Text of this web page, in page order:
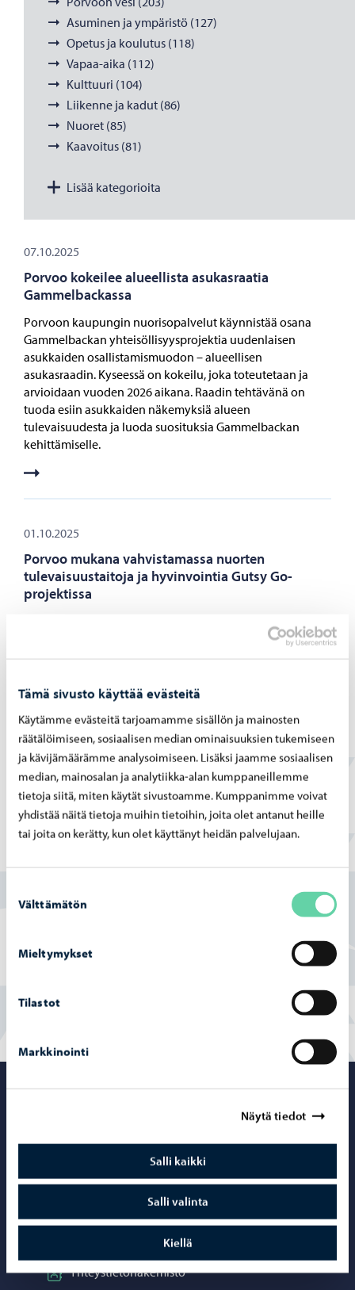
Tämä sivusto käyttää evästeitä
Käytämme evästeitä tarjoamamme sisällön ja mainosten
räätälöimiseen, sosiaalisen median ominaisuuksien tukemiseen
ja kävijämäärämme analysoimiseen. Lisäksi jaamme sosiaalisen
median, mainosalan ja analytiikka-alan kumppaneillemme
tietoja siitä, miten käytät sivustoamme. Kumppanimme voivat
yhdistää näitä tietoja muihin tietoihin, joita olet antanut heille
tai joita on kerätty, kun olet käyttänyt heidän palvelujaan.
valinta
Välttämätön
Mieltymykset
Tilastot
Markkinointi
Näytä tiedot
Salli kaikki
Salli valinta
Kiellä
Asuminen ja ympäristö (127)
Opetus ja koulutus (118)
Vapaa-aika (112)
Kulttuuri (104)
Liikenne ja kadut (86)
Nuoret (85)
Kaavoitus (81)
Lisää kategorioita
07.10.2025
Porvoo kokeilee alueellista asukasraatia
Gammelbackassa
Porvoon kaupungin nuorisopalvelut käynnistää osana
Gammelbackan yhteisöllisyysprojektia uudenlaisen
asukkaiden osallistamismuodon – alueellisen
asukasraadin. Kyseessä on kokeilu, joka toteutetaan ja
arvioidaan vuoden 2026 aikana. Raadin tehtävänä on
tuoda esiin asukkaiden näkemyksiä alueen
tulevaisuudesta ja luoda suosituksia Gammelbackan
kehittämiselle.
01.10.2025
Porvoo mukana vahvistamassa nuorten
tulevaisuustaitoja ja hyvinvointia Gutsy Go-
projektissa
kouluttamalla kaikki Suomen nuoret tekemään yhteistä
hyvää osana koulutyötä.
12.03.2025
Mitä Porvoossa voi harrastaa? Paljon toivottu
harrastussivu avataan
Paljon toivottu harrastussivu avataan Porvoon kaupungin
verkkopalvelussa, osoitteessa www.porvoo.fi/harrastukset.
etsijät löytävät jatkossa toisensa.
harrastusmahdollisuudesta ilmoituslomakkeen kautta.
Porvoo –
Yhteystiedot
Porvoo-info
Puhelinneuvonta: 020 692 250
Yhteystietohakemisto